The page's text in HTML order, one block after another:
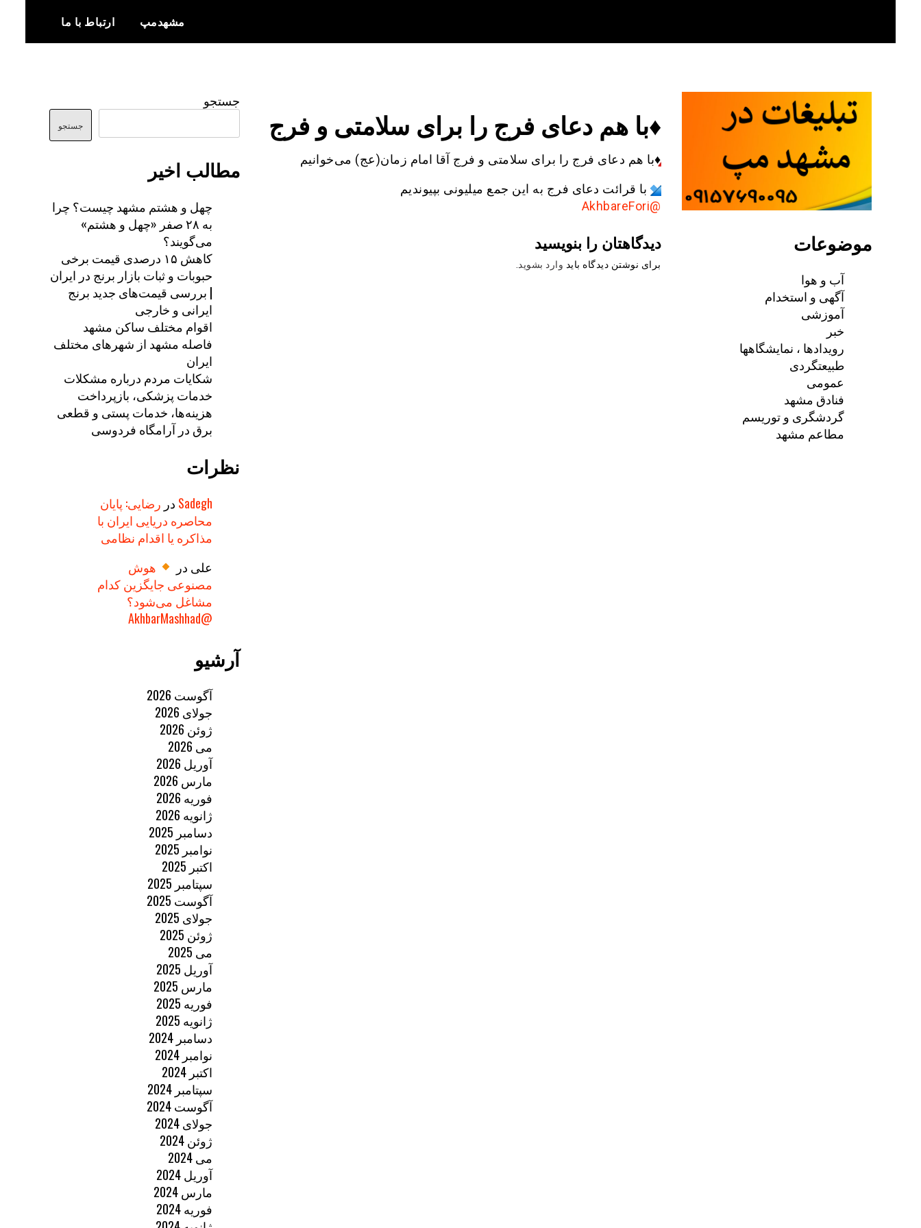
content
مشهدمپ ارتباط با ما
♦️با هم دعای فرج را برای سلامتی و فرج
♦️با هم دعای فرج را برای سلامتی و فرج آقا امام زمان(عج) می‌خوانیم
با قرائت دعای فرج به این جمع میلیونی بپیوندیم
@AkhbareFori
دیدگاهتان را بنویسید
برای نوشتن دیدگاه باید وارد بشوید
جستجو
جستجو
مطالب اخیر
چهل و هشتم مشهد چیست؟ چرا
به ۲۸ صفر «چهل و هشتم»
می‌گویند؟
کاهش ۱۵ درصدی قیمت برخی
حبوبات و ثبات بازار برنج در ایران
| بررسی قیمت‌های جدید برنج
ایرانی و خارجی
اقوام مختلف ساکن مشهد
فاصله مشهد از شهرهای مختلف
ایران
شکایات مردم درباره مشکلات
خدمات پزشکی، بازپرداخت
هزینه‌ها، خدمات پستی و قطعی
برق در آرامگاه فردوسی
نظرات
Sadegh در رضایی: پایان
محاصره دریایی ایران با
مذاکره یا اقدام نظامی
علی در
هوش
مصنوعی جایگزین کدام
مشاغل می‌شود؟
@AkhbarMashhad
آرشیو
آگوست 2026
جولای 2026
ژوئن 2026
می 2026
آوریل 2026
مارس 2026
فوریه 2026
ژانویه 2026
دسامبر 2025
نوامبر 2025
اکتبر 2025
سپتامبر 2025
آگوست 2025
جولای 2025
ژوئن 2025
می 2025
آوریل 2025
مارس 2025
فوریه 2025
ژانویه 2025
دسامبر 2024
نوامبر 2024
اکتبر 2024
سپتامبر 2024
آگوست 2024
جولای 2024
ژوئن 2024
می 2024
آوریل 2024
مارس 2024
فوریه 2024
موضوعات
آب و هوا
آگهی و استخدام
آموزشی
خبر
رویدادها ، نمایشگاهها
طبیعتگردی
عمومی
فنادق مشهد
گردشگری و توریسم
مطاعم مشهد